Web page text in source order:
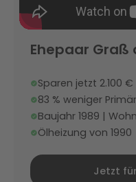
Ehepaar Graß
Sparen jetzt 2.100
83 % weniger
Baujahr 1989 |
Ölheizung von 1990
Jetzt